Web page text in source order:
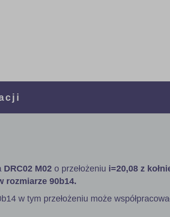
DRC02 M02o przełożeniu i=20,08 z
rozmiarze 90b14.
w tym przełożeniu może